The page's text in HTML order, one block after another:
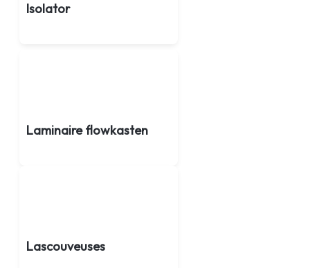
Isolator
Laminaire flowkasten
Lascouveuses